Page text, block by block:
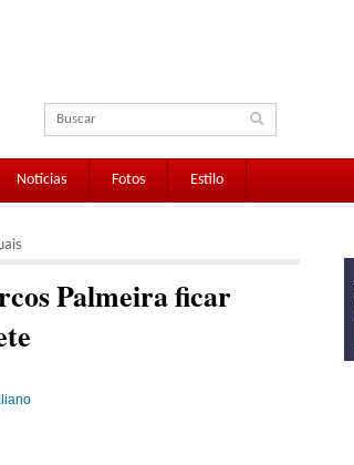
Notícias Fotos Estilo
Palmeira ficar